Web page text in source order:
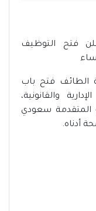
فتح التوظيف
الطائف فتح باب
والقانونية،
المتقدمة سعودي
أدناه.